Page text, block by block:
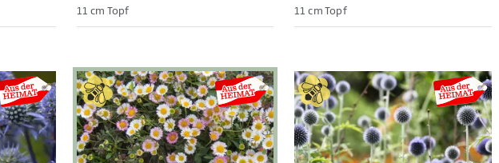
11 cm Topf 11 cm Topf